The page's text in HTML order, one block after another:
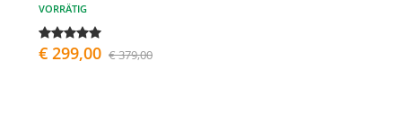
VORRÄTIG
€ 299,00 € 379,00